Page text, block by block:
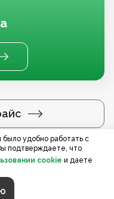
удобно работать с
подтверждаете, что
cookie и даете